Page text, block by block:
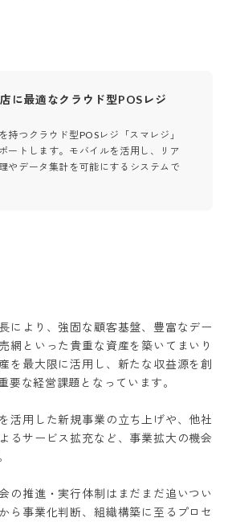
に最適なクラウド型POSレジ
持つクラウド型POSレジ「スマレジ」
ートします。モバイルを活用し、リア
やデータ集計を可能にするシステムで
により、強固な顧客基盤、豊富なデー
網といった貴重な資産を築いてまいり
を最大限に活用し、新たな収益源を創
要な経営課題となっています。
活用した新規事業の立ち上げや、他社
るサービス拡充など、事業拡大の機会
の推進・実行体制はまだまだ追いつい
ら事業化判断、組織構築に至るプロセ